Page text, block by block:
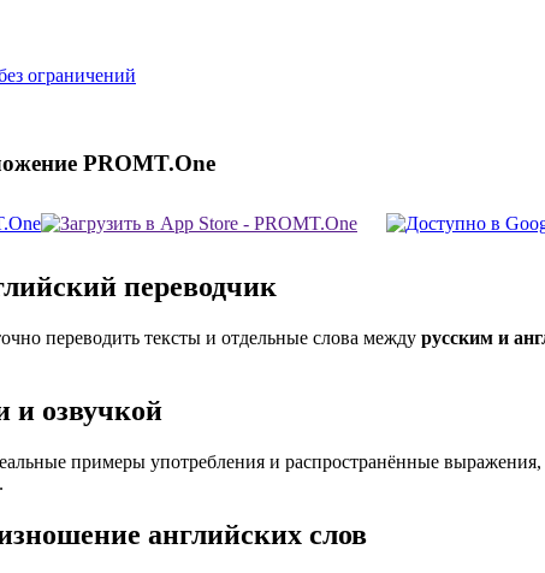
ограничений
PROMT.One
переводчик
переводить тексты и отдельные слова между русским и
и озвучкой
примеры употребления и распространённые
английских слов